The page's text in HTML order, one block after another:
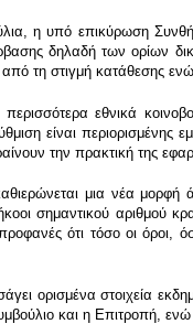
η υπό επικύρωση
δηλαδή των ορίων
τη στιγμή κατάθεσης
εθνικά
είναι περιορισμένης
την πρακτική της
μια νέα μορφή
σημαντικού
ότι τόσο οι όροι,
ορισμένα στοιχεία
και η Επιτροπή, ενώ